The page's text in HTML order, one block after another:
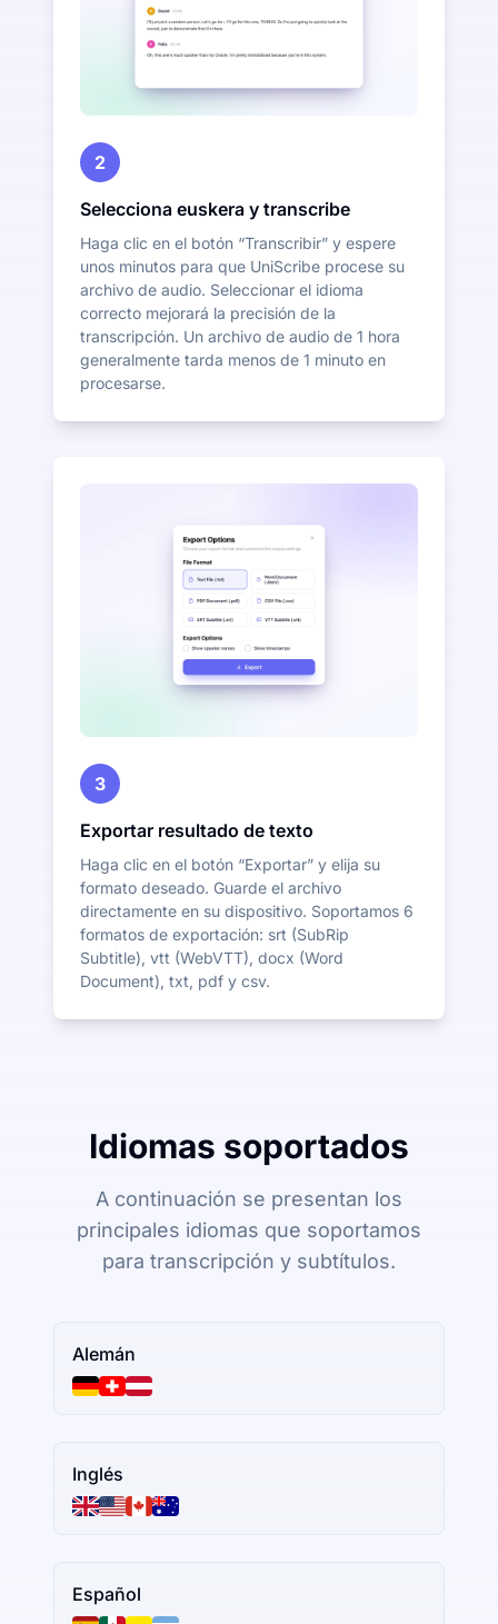
2
Selecciona euskera y transcribe
Haga clic en el botón “Transcribir” y espere
unos minutos para que UniScribe procese su
archivo de audio. Seleccionar el idioma
correcto mejorará la precisión de la
transcripción. Un archivo de audio de 1 hora
generalmente tarda menos de 1 minuto en
procesarse.
3
Exportar resultado de texto
Haga clic en el botón “Exportar” y elija su
formato deseado. Guarde el archivo
directamente en su dispositivo. Soportamos 6
formatos de exportación: srt (SubRip
Subtitle), vtt (WebVTT), docx (Word
Document), txt, pdf y csv.
Idiomas soportados
A continuación se presentan los
principales idiomas que soportamos
para transcripción y subtítulos.
Alemán
Inglés
Español